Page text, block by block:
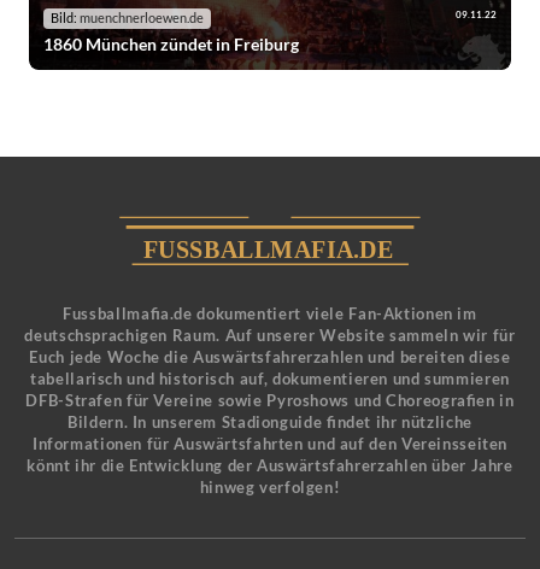
Bild: muenchnerloewen.de 09.11.22
1860 München zündet in Freiburg
Fussballmafia.de dokumentiert viele Fan-Aktionen im
deutschsprachigen Raum. Auf unserer Website sammeln wir für
Euch jede Woche die Auswärtsfahrerzahlen und bereiten diese
tabellarisch und historisch auf, dokumentieren und summieren
DFB-Strafen für Vereine sowie Pyroshows und Choreografien in
Bildern. In unserem Stadionguide findet ihr nützliche
Informationen für Auswärtsfahrten und auf den Vereinsseiten
könnt ihr die Entwicklung der Auswärtsfahrerzahlen über Jahre
hinweg verfolgen!